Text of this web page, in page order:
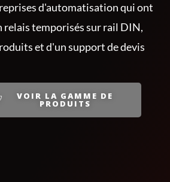
d'automatisation qui ont
temporisés sur rail DIN,
et d'un support de devis
VOIR LA GAMME DE
PRODUITS